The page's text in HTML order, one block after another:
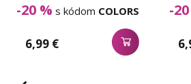
-20 % s kódom COLORS
6,99 €
-